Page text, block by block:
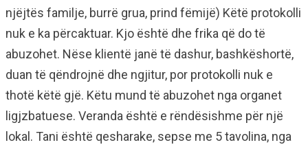
njëjtës familje, burrë grua, prind fëmijë) Këtë protokolli
nuk e ka përcaktuar. Kjo është dhe frika që do të
abuzohet. Nëse klientë janë të dashur, bashkëshortë,
duan të qëndrojnë dhe ngjitur, por protokolli nuk e
thotë këtë gjë. Këtu mund të abuzohet nga organet
ligjzbatuese. Veranda është e rëndësishme për një
lokal. Tani është qesharake, sepse me 5 tavolina, nga